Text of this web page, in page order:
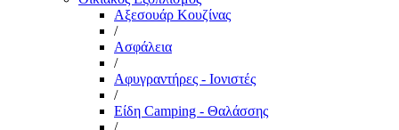
Αξεσουάρ Κουζίνας
/
Ασφάλεια
/
Αφυγραντήρες - Ιονιστές
/
Είδη Camping - Θαλάσσης
/